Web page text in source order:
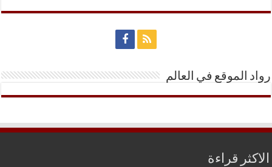
رواد الموقع في العالم
الاكثر قراءة